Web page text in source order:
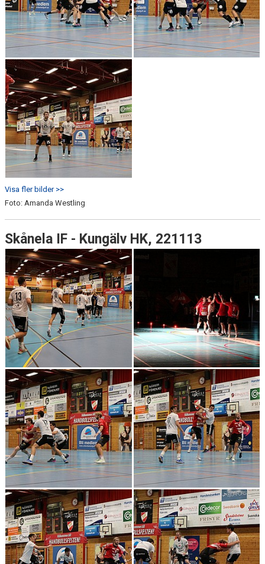
Visa fler bilder >>
Foto: Amanda Westling
Skånela IF - Kungälv HK, 221113